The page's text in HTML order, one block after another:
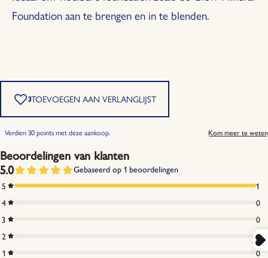
Foundation aan te brengen en in te blenden.